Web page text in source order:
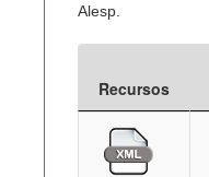
Catálogo de dados
Deputados Estaduais
Administração
Alesp.
Recursos